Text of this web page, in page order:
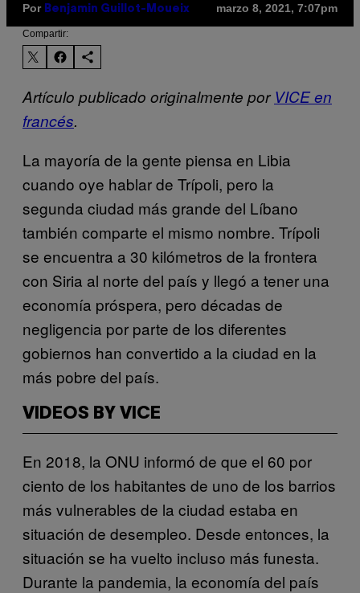
Por Benjamin Guillot-Moueix marzo 8, 2021, 7:07pm
Compartir:
Artículo publicado originalmente porVICE en
francés.
La mayoría de la gente piensa en Libia
cuando oye hablar de Trípoli, pero la
segunda ciudad más grande del Líbano
también comparte el mismo nombre. Trípoli
se encuentra a 30 kilómetros de la frontera
con Siria al norte del país y llegó a tener una
economía próspera, pero décadas de
negligencia por parte de los diferentes
gobiernos han convertido a la ciudad en la
más pobre del país.
VIDEOS BY VICE
En 2018, la ONU informó de que el 60 por
ciento de los habitantes de uno de los barrios
más vulnerables de la ciudad estaba en
situación de desempleo. Desde entonces, la
situación se ha vuelto incluso más funesta.
Durante la pandemia, la economía del país